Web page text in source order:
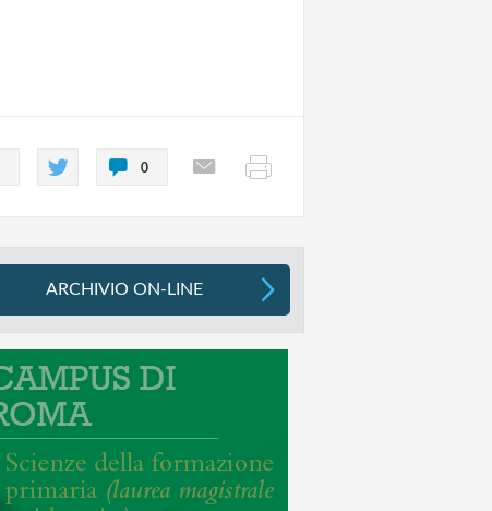
0
ARCHIVIO ON-LINE